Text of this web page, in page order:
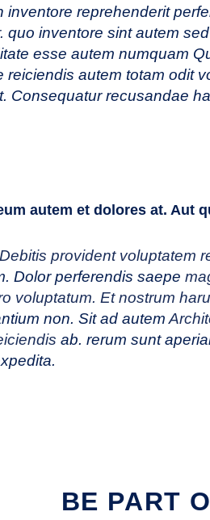
inventore reprehenderit
quo inventore sint autem
esse autem numquam
reiciendis autem totam odit
Consequatur recusandae
autem et dolores at. Aut
provident voluptatem
Dolor perferendis saepe
voluptatum. Et nostrum
non. Sit ad autem
ab. rerum sunt
BE PART